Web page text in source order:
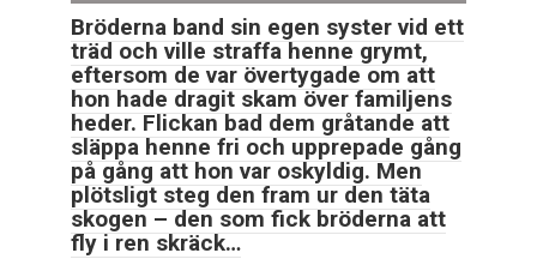
Bröderna band sin egen syster vid ett
träd och ville straffa henne grymt,
eftersom de var övertygade om att
hon hade dragit skam över familjens
heder. Flickan bad dem gråtande att
släppa henne fri och upprepade gång
på gång att hon var oskyldig. Men
plötsligt steg den fram ur den täta
skogen – den som fick bröderna att
fly i ren skräck…